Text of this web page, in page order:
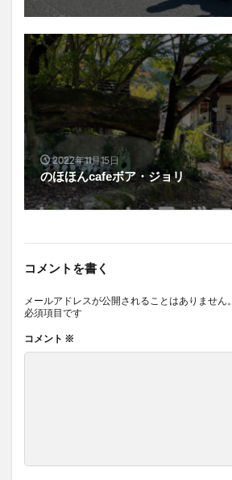
2022年11月15日
のほほんcafeボア・ジョリ
コメントを書く
メールアドレスが公開されることはありません。
必須項目です
コメント ※